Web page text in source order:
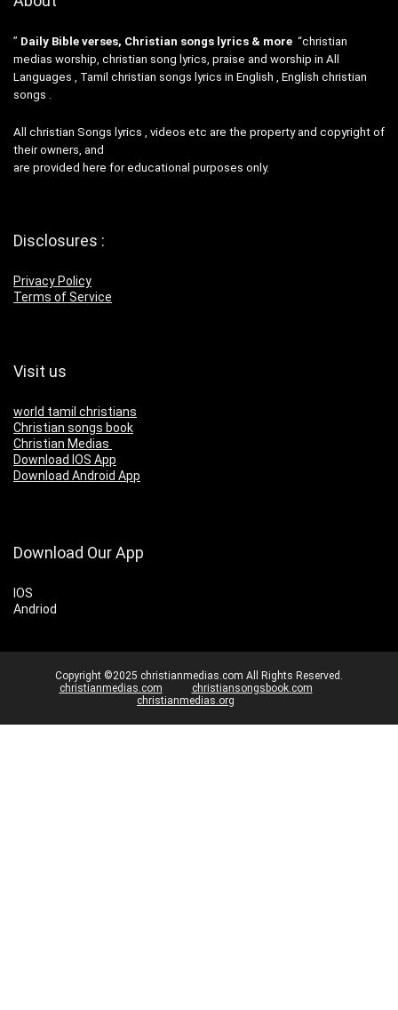
” Daily Bible verses, Christian songs lyrics & more “christian
medias worship, christian song lyrics, praise and worship in All
Languages , Tamil christian songs lyrics in English , English christian
songs .
All christian Songs lyrics , videos etc are the property and copyright of
their owners, and
are provided here for educational purposes only.
Disclosures :
Privacy Policy
Terms of Service
Visit us
world tamil christians
Christian songs book
Christian Medias
Download IOS App
Download Android App
Download Our App
IOS
Andriod
Copyright ©2025 christianmedias.com All Rights Reserved.
christianmedias.com
christiansongsbook.com
christianmedias.org